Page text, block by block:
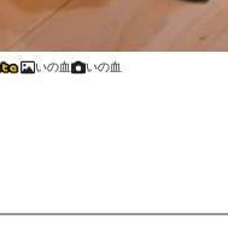
いの血 いの血